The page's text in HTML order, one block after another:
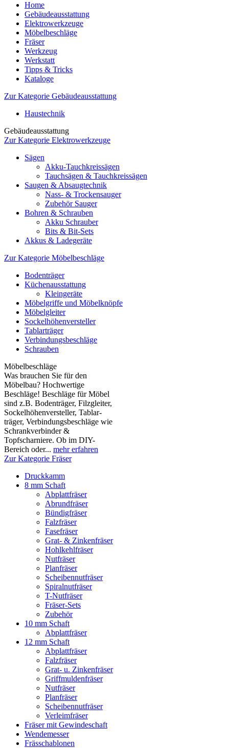
Home
Gebäudeausstattung
Elektrowerkzeuge
Möbelbeschläge
Fräser
Werkzeug
Werkstatt
Tipps & Tricks
Kataloge
Zur Kategorie Gebäudeausstattung
Haustechnik
Gebäudeausstattung
Zur Kategorie Elektrowerkzeuge
Sägen
Akku-Tauchkreissägen
Tauchsägen & Tauchkreissägen
Saugen & Absaugtechnik
Nass- & Trockensauger
Zubehör Sauger
Bohren & Schrauben
Akku Schrauber
Bits & Bit-Sets
Akkus & Ladegeräte
Zur Kategorie Möbelbeschläge
Bodenträger
Küchenausstattung
Kleingeräte
Möbelgriffe und Möbelknöpfe
Möbelgleiter
Sockelhöhenversteller
Tablarträger
Verbindungsbeschläge
Schrauben
Möbelbeschläge
Was brauchen Sie für den
Möbelbau? Hochwertige
Beschläge! Beschläge für Möbel
sind z.B. Boden­träger, Filzgleiter,
Sockelhöhen­versteller, Tablar­
träger, Verbindungs­beschläge wie
Schrank­verbinder &
Topfscharniere. Ob im DIY-
Bereich oder... mehr erfahren
Zur Kategorie Fräser
Druckkamm
8 mm Schaft
Abplattfräser
Abrundfräser
Bündigfräser
Falzfräser
Fasefräser
Grat- & Zinkenfräser
Hohlkehlfräser
Nutfräser
Planfräser
Scheibennutfräser
Spiralnutfräser
T-Nutfräser
Fräser-Sets
Zubehör
10 mm Schaft
Abplattfräser
12 mm Schaft
Abplattfräser
Falzfräser
Grat- u. Zinkenfräser
Griffmuldenfräser
Nutfräser
Planfräser
Scheibennutfräser
Verleimfräser
Fräser mit Gewindeschaft
Wendemesser
Frässchablonen